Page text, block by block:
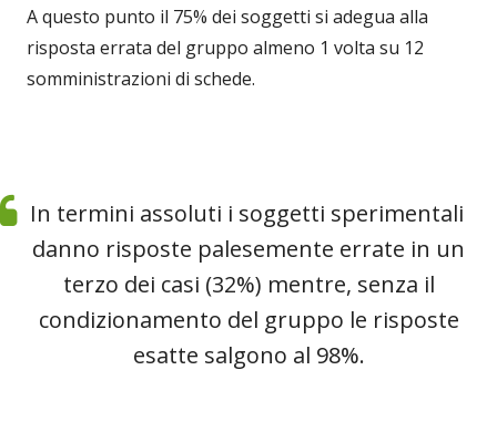
A questo punto il 75% dei soggetti si adegua alla
risposta errata del gruppo almeno 1 volta su 12
somministrazioni di schede.
In termini assoluti i soggetti sperimentali
danno risposte palesemente errate in un
terzo dei casi (32%) mentre, senza il
condizionamento del gruppo le risposte
esatte salgono al 98%.